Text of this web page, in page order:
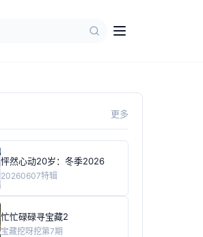
更多
怦然心动20岁：冬季2026
20260607特辑
忙忙碌碌寻宝藏2
宝藏挖呀挖第7期